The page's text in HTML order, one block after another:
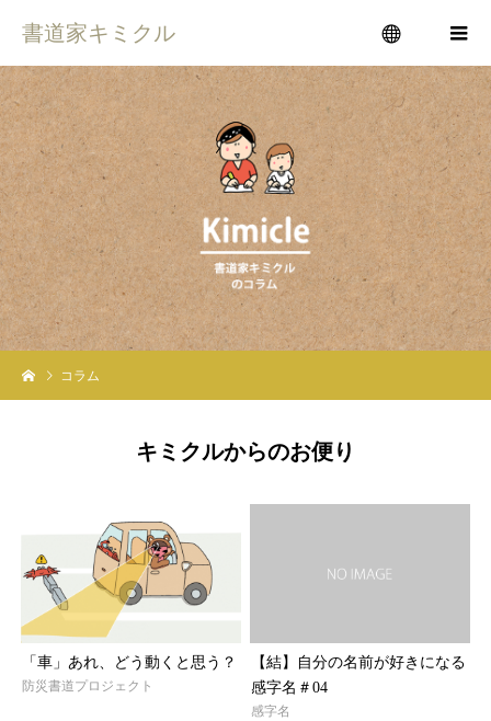
書道家キミクル
menu
コラム
キミクルからのお便り
「車」あれ、どう動くと思う？
防災書道プロジェクト
【結】自分の名前が好きになる
感字名＃04
感字名